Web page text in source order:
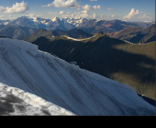
Шавлинское, вечер